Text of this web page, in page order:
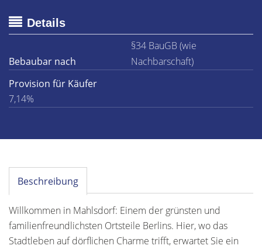
Details
Bebaubar nach
§34 BauGB (wie
Nachbarschaft)
Provision für Käufer
7,14%
Beschreibung
Willkommen in Mahlsdorf: Einem der grünsten und
familienfreundlichsten Ortsteile Berlins. Hier, wo das
Stadtleben auf dörflichen Charme trifft, erwartet Sie ein